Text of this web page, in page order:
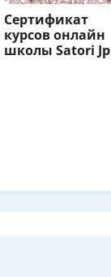
Сертификат
курсов онлайн
школы Satori Jp